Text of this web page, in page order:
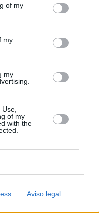
el derecho de
se aplicarán
en este sitio web o
of my
my
my
of my
with the
Aviso legal